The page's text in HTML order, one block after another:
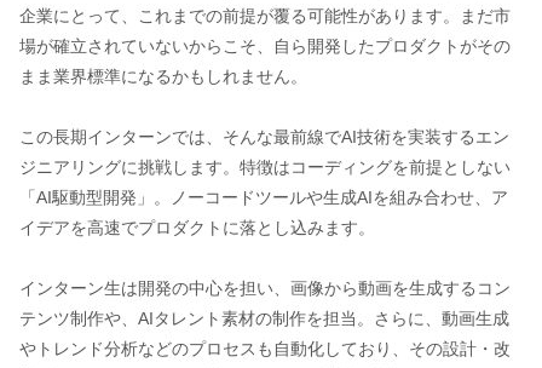
企業にとって、これまでの前提が覆る可能性があります。まだ市
場が確立されていないからこそ、自ら開発したプロダクトがその
まま業界標準になるかもしれません。
この長期インターンでは、そんな最前線でAI技術を実装するエン
ジニアリングに挑戦します。特徴はコーディングを前提としない
「AI駆動型開発」。ノーコードツールや生成AIを組み合わせ、ア
イデアを高速でプロダクトに落とし込みます。
インターン生は開発の中心を担い、画像から動画を生成するコン
テンツ制作や、AIタレント素材の制作を担当。さらに、動画生成
やトレンド分析などのプロセスも自動化しており、その設計・改